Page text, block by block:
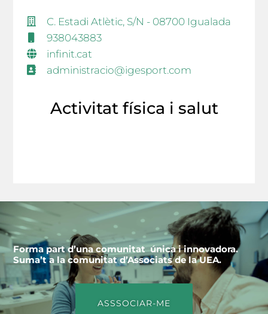
C. Estadi Atlètic, S/N - 08700 Igualada
938043883
infinit.cat
administracio@igesport.com
Activitat física i salut
Forma part d’una comunitat única i innovadora.
Suma’t a la comunitat d’Associats de la UEA.
ASSSOCIAR-ME